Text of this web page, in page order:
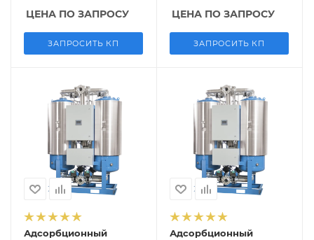
ЦЕНА ПО ЗАПРОСУ
ЗАПРОСИТЬ КП
ЦЕНА ПО ЗАПРОСУ
ЗАПРОСИТЬ КП
Адсорбционный
Адсорбционный